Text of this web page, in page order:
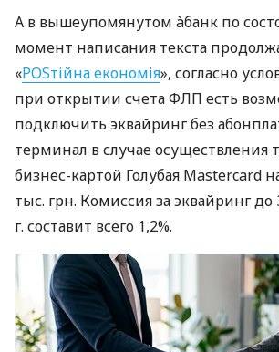
А в вышеупомянутом àбанк по
момент написания текста
«POSтійна економія», согласно
при открытии счета ФЛП есть
подключить эквайринг без
терминал в случае осуществления
бизнес-картой Голубая Mastercard
тыс. грн. Комиссия за эквайринг до
г. составит всего 1,2%.